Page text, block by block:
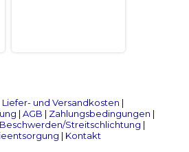
Liefer- und Versandkosten |
| AGB | Zahlungsbedingungen |
Beschwerden/Streitschlichtung |
| Kontakt